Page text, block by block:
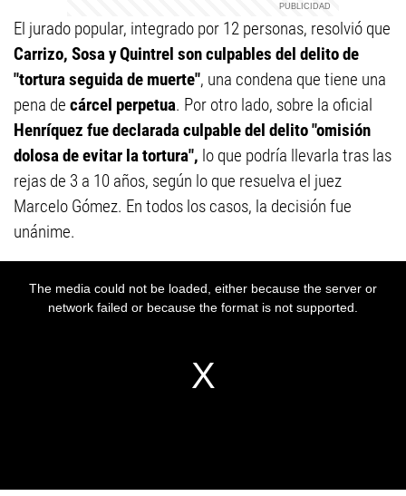
El jurado popular, integrado por 12 personas, resolvió que
Carrizo, Sosa y Quintrel son culpables del delito de
"tortura seguida de muerte", una condena que tiene una
pena de cárcel perpetua. Por otro lado, sobre la oficial
Henríquez fue declarada culpable del delito "omisión
dolosa de evitar la tortura", lo que podría llevarla tras las
rejas de 3 a 10 años, según lo que resuelva el juez
Marcelo Gómez. En todos los casos, la decisión fue
unánime.